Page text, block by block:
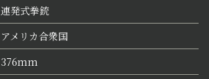
連発式拳銃
アメリカ合衆国
376mm